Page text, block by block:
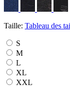
Taille: Tableau des
S
M
L
XL
XXL